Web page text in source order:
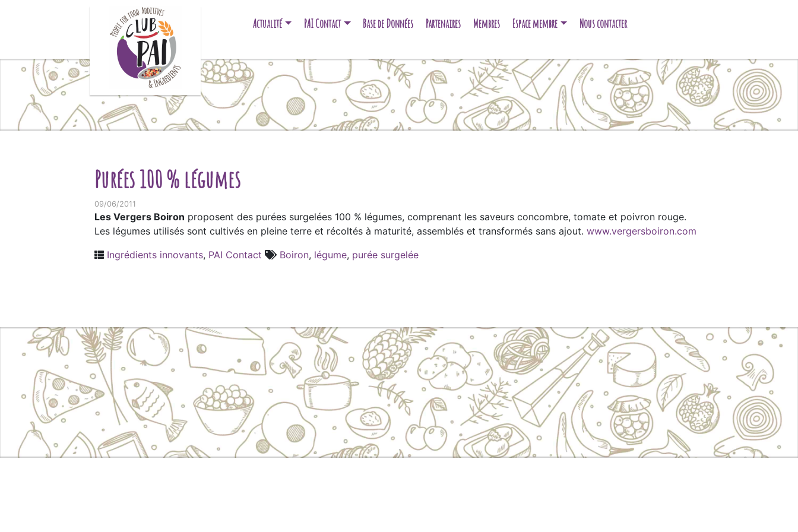
Actualité PAI Contact Base de Données Partenaires Membres Espace membre Nous contacter
Purées 100 % légumes
09/06/2011
Les Vergers Boiron proposent des purées surgelées 100 % légumes, comprenant les saveurs concombre, tomate et poivron rouge.
Les légumes utilisés sont cultivés en pleine terre et récoltés à maturité, assemblés et transformés sans ajout. www.vergersboiron.com
Ingrédients innovants, PAI Contact Boiron, légume, purée surgelée